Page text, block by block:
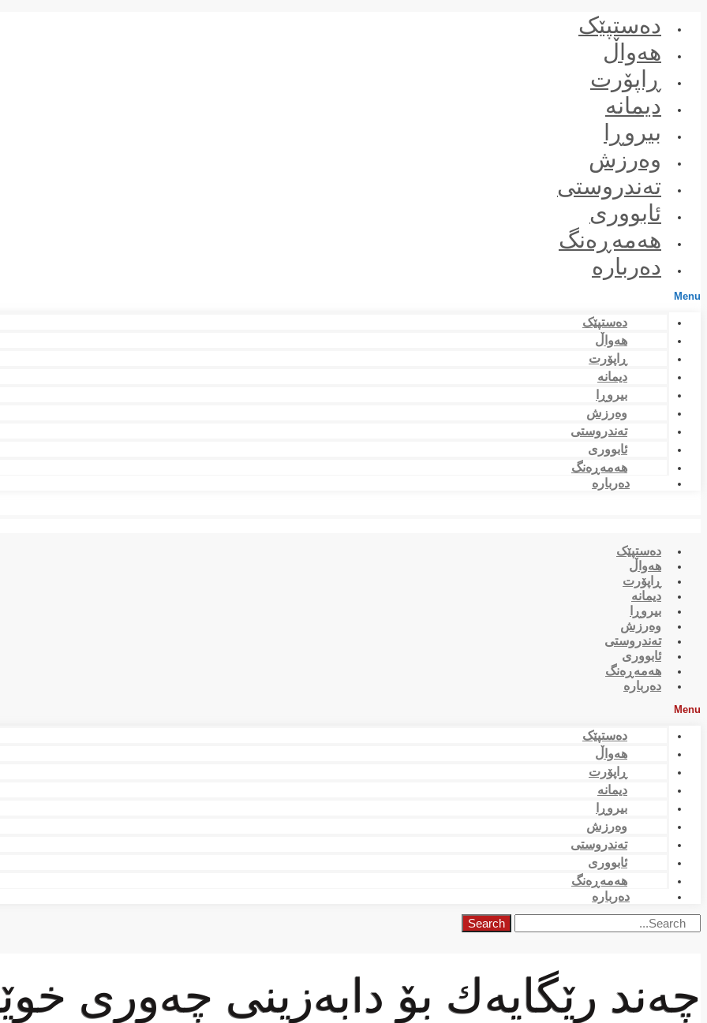
دەستپێک
هەواڵ
ڕاپۆرت
دیمانە
بیروڕا
وەرزش
تەندروستی
ئابووری
هەمەڕەنگ
دەربارە
Menu
دەستپێک
هەواڵ
ڕاپۆرت
دیمانە
بیروڕا
وەرزش
تەندروستی
ئابووری
هەمەڕەنگ
دەربارە
دەستپێک
هەواڵ
ڕاپۆرت
دیمانە
بیروڕا
وەرزش
تەندروستی
ئابووری
هەمەڕەنگ
دەربارە
Menu
دەستپێک
هەواڵ
ڕاپۆرت
دیمانە
بیروڕا
وەرزش
تەندروستی
ئابووری
هەمەڕەنگ
دەربارە
Search
چەند رێگایەك بۆ دابەزینی چەوری